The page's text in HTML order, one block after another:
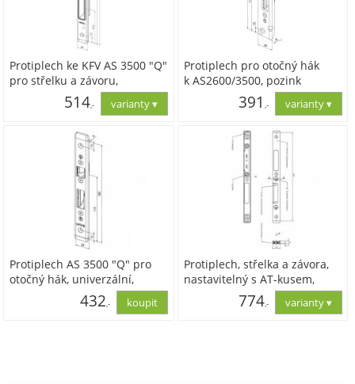
Protiplech ke KFV AS 3500 "Q"
pro střelku a závoru,
245x24x6, pravý, pozink stř.
514,-
425,00
Protiplech pro otočný hák
k AS2600/3500, pozink
391 ,-
323,00
Protiplech AS 3500 "Q" pro
otočný hák, univerzální,
245x24x6,, pozink stř.
432,-
Protiplech, střelka a závora,
nastavitelný s AT-kusem,
pozink stříbřitý
774,-